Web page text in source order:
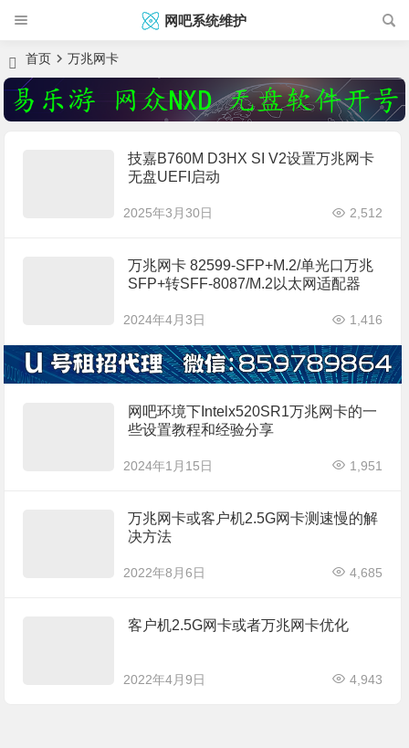
网吧系统维护
首页 万兆网卡
技嘉B760M D3HX SI V2设置万兆网卡
无盘UEFI启动
2025年3月30日 2,512
万兆网卡 82599-SFP+M.2/单光口万兆
SFP+转SFF-8087/M.2以太网适配器
2024年4月3日 1,416
网吧环境下Intelx520SR1万兆网卡的一
些设置教程和经验分享
2024年1月15日 1,951
万兆网卡或客户机2.5G网卡测速慢的解
决方法
2022年8月6日 4,685
客户机2.5G网卡或者万兆网卡优化
2022年4月9日 4,943